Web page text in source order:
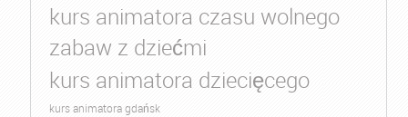
kurs animatora czasu wolnego
zabaw z dziećmi
kurs animatora dziecięcego
kurs animatora gdańsk